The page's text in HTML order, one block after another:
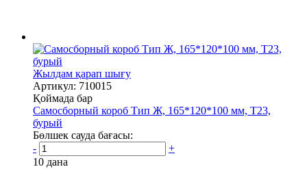
Жылдам қарап шығу
Артикул: 710015
Қоймада бар
Самосборный короб Тип Ж, 165*120*100 мм, Т23,
бурый
Бөлшек сауда бағасы:
-
+
10 дана